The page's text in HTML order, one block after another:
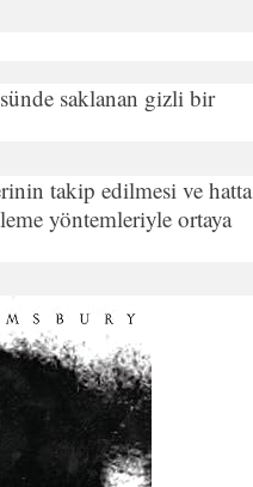
saklanan gizli bir
takip edilmesi ve hatta
yöntemleriyle ortaya